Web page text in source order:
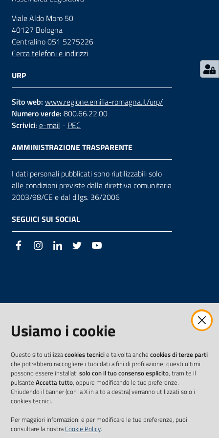
Contatti
su
Viale Aldo Moro 50
40127 Bologna
Centralino 051 5275226
Cerca telefoni e indirizzi
URP
Sito web: www.regione.emilia-romagna.it/urp/
Numero verde: 800.66.22.00
Scrivici:e-mail - PEC
AMMINISTRAZIONE TRASPARENTE
I dati personali pubblicati sono riutilizzabili solo
alle condizioni previste dalla direttiva comunitaria
2003/98/CE e dal d.lgs. 36/2006
SEGUICI SUI SOCIAL
FacebookInstagramLinkedIn Twitter
Usiamo i cookie
Questo sito utilizzacookies tecnicie talvolta anche cookies di terze parti
che potrebbero raccogliere i tuoi dati a fini di profilazione; questi ultimi
possono essere installati solo con il tuo consenso esplicito, tramite il
pulsante Accetta tutto, oppure modificando le tue preferenze.
Chiudendo il banner (con la X in alto a destra) verranno utilizzati solo i
cookies tecnici.
Per maggiori informazioni e per modificare le tue preferenze, puoi
consultare la nostraCookie Policy.